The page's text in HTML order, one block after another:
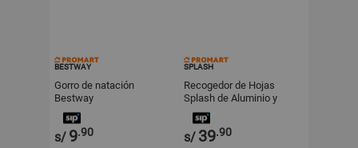
BESTWAY
Gorro de natación
Bestway
s/ 9.90
SPLASH
Recogedor de Hojas
Splash de Aluminio y
Plástico Azul 1.52m
s/ 39.90